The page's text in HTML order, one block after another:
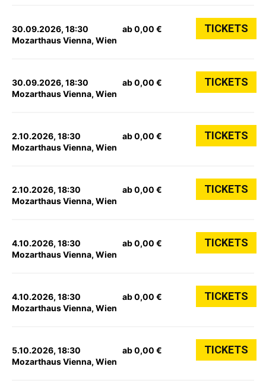
30.09.2026, 18:30
Mozarthaus Vienna, Wien
ab 0,00 € TICKETS
30.09.2026, 18:30
Mozarthaus Vienna, Wien
ab 0,00 € TICKETS
2.10.2026, 18:30
Mozarthaus Vienna, Wien
ab 0,00 € TICKETS
2.10.2026, 18:30
Mozarthaus Vienna, Wien
ab 0,00 € TICKETS
4.10.2026, 18:30
Mozarthaus Vienna, Wien
ab 0,00 € TICKETS
4.10.2026, 18:30
Mozarthaus Vienna, Wien
ab 0,00 € TICKETS
5.10.2026, 18:30
Mozarthaus Vienna, Wien
ab 0,00 € TICKETS